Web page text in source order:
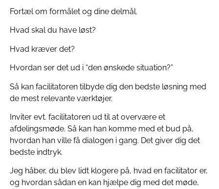
Fortæl om formålet og dine delmål.
Hvad skal du have løst?
Hvad kræver det?
Hvordan ser det ud i “den ønskede situation?”
Så kan facilitatoren tilbyde dig den bedste løsning med
de mest relevante værktøjer.
Inviter evt. facilitatoren ud til at overvære et
afdelingsmøde. Så kan han komme med et bud på,
hvordan han ville få dialogen i gang. Det giver dig det
bedste indtryk.
Jeg håber, du blev lidt klogere på, hvad en facilitator er,
og hvordan sådan en kan hjælpe dig med det møde,